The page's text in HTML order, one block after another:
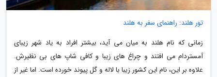
تور هلند: راهنمای سفر به هلند
زمانی که نام هلند به میان می آید، بیشتر افراد به یاد شهر زیبای
آمستردام می افتند و چراغ های زیبا و کافی شاپ های بی نظیرش.
علاوه بر این، نام این کشور زیبا با لاله و گل پیوند خورده است. اما غیر از